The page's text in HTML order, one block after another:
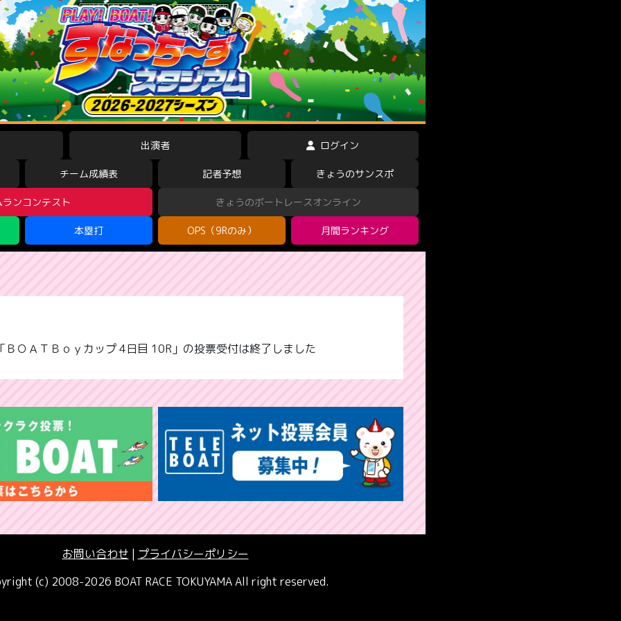
出演者 ログイン
チーム成績表 記者予想 きょうのサンスポ
ンコンテスト きょうのボートレースオンライン
本塁打 OPS（9Rのみ） 月間ランキング
ＢＯＡＴＢｏｙカップ 4日目 10R」の投票受付は終了しました
お問い合わせ | プライバシーポリシー
(c) 2008-2026 BOAT RACE TOKUYAMA All right reserved.